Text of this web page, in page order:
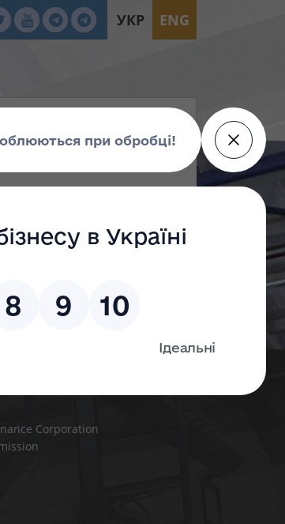
УКР ENG
№ 183
для продажу об’єктів
Corporation